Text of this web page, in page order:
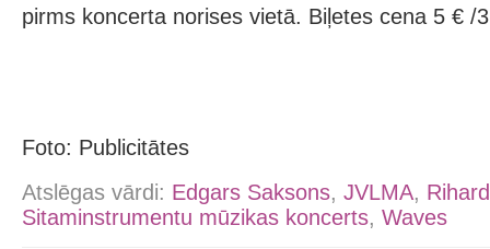
pirms koncerta norises vietā. Biļetes cena 5 € /
Foto: Publicitātes
Atslēgas vārdi: Edgars Saksons, JVLMA,
Sitaminstrumentu mūzikas koncerts, Waves